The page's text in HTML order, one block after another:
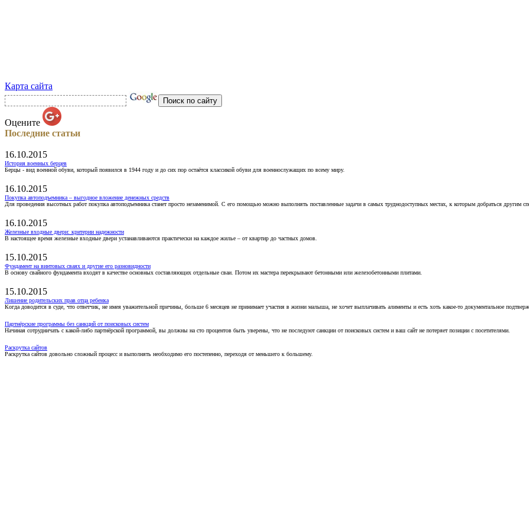
Карта сайта
Оцените
Последние статьи
16.10.2015
История военных берцев
Берцы - вид военной обуви, который появился в 1944 году и до сих пор остаётся классикой обуви для военнослужащих по всему миру.
16.10.2015
Покупка автоподъемника – выгодное вложение денежных средств
Для проведения высотных работ покупка автоподъемника станет просто незаменимой. С его помощью можно выполнять поставленные задачи в самых труднодоступных местах, к которым добраться другим
16.10.2015
Железные входные двери: критерии надежности
В настоящее время железные входные двери устанавливаются практически на каждое жилье – от квартир до частных домов.
15.10.2015
Фундамент на винтовых сваях и другие его разновидности
В основу свайного фундамента входят в качестве основных составляющих отдельные сваи. Потом их мастера перекрывают бетонными или железобетонными плитами.
15.10.2015
Лишение родительских прав отца ребенка
Когда доводится в суде, что ответчик, не имея уважительной причины, больше 6 месяцев не принимает участия в жизни малыша, не хочет выплачивать алименты и есть хоть какое-то документальное
Партнёрские программы без санкций от поисковых систем
Начиная сотрудничать с какой-либо партнёрской программой, вы должны на сто процентов быть уверены, что не последуют санкции от поисковых систем и ваш сайт не потеряет позиции с посетителями.
Раскрутка сайтов
Раскрутка сайтов довольно сложный процесс и выполнять необходимо его постепенно, переходя от меньшего к большему.